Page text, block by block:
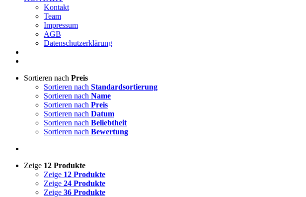
Kontakt
Team
Impressum
AGB
Datenschutzerklärung
Sortieren nach Preis
Sortieren nach Standardsortierung
Sortieren nach Name
Sortieren nach Preis
Sortieren nach Datum
Sortieren nach Beliebtheit
Sortieren nach Bewertung
Zeige 12 Produkte
Zeige 12 Produkte
Zeige 24 Produkte
Zeige 36 Produkte